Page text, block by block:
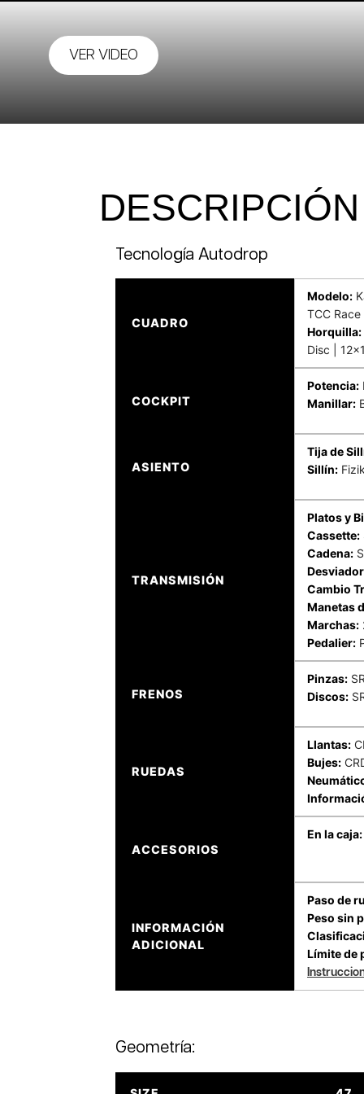
VER VIDEO
Tecnología Autodrop
CUADRO
Modelo:
TCC
Horquilla:
Disc |
COCKPIT
Potencia:
Manillar:
ASIENTO
Tija de
Sillín:
TRANSMISIÓN
Platos y
Cassette:
Cadena:
Cambio
Manetas
Marchas:
Pedalier:
FRENOS
Pinzas:
Discos:
RUEDAS
Llantas:
Bujes:
ACCESORIOS
En la caja:
INFORMACIÓN
ADICIONAL
Paso de
Peso sin
Límite de
Geometría: